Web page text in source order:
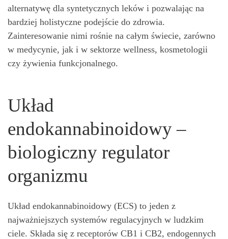
alternatywę dla syntetycznych leków i pozwalając na
bardziej holistyczne podejście do zdrowia.
Zainteresowanie nimi rośnie na całym świecie, zarówno
w medycynie, jak i w sektorze wellness, kosmetologii
czy żywienia funkcjonalnego.
Układ
endokannabinoidowy –
biologiczny regulator
organizmu
Układ endokannabinoidowy (ECS) to jeden z
najważniejszych systemów regulacyjnych w ludzkim
ciele. Składa się z receptorów CB1 i CB2, endogennych